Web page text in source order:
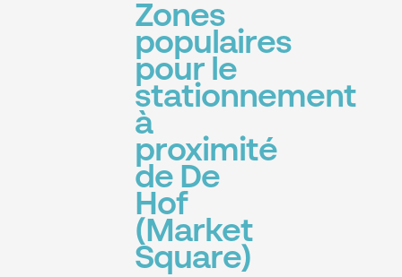
Zones
populaires
pour le
stationnement
à
proximité
de De
Hof
(Market
Square)